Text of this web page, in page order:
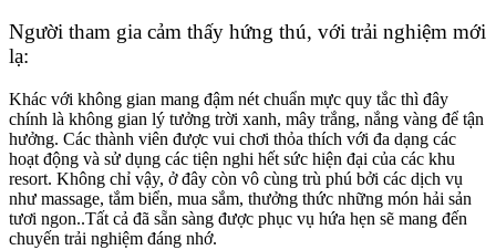
Người tham gia cảm thấy hứng thú, với trải nghiệm mới
lạ:
Khác với không gian mang đậm nét chuẩn mực quy tắc thì đây
chính là không gian lý tưởng trời xanh, mây trắng, nắng vàng để tận
hưởng. Các thành viên được vui chơi thỏa thích với đa dạng các
hoạt động và sử dụng các tiện nghi hết sức hiện đại của các khu
resort. Không chỉ vậy, ở đây còn vô cùng trù phú bởi các dịch vụ
như massage, tắm biển, mua sắm, thưởng thức những món hải sản
tươi ngon..Tất cả đã sẵn sàng được phục vụ hứa hẹn sẽ mang đến
chuyến trải nghiệm đáng nhớ.